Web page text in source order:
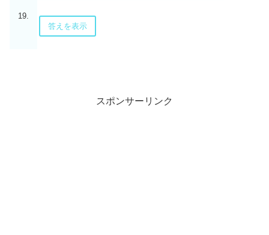
19.
答えを表示
スポンサーリンク